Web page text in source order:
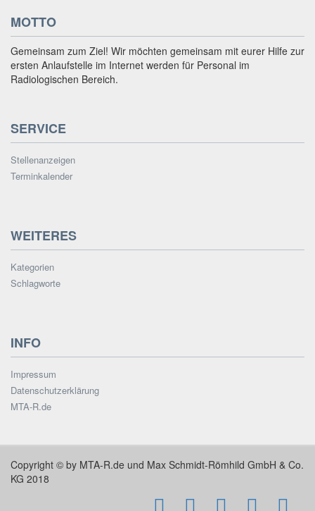
MOTTO
Gemeinsam zum Ziel! Wir möchten gemeinsam mit eurer Hilfe zur
ersten Anlaufstelle im Internet werden für Personal im
Radiologischen Bereich.
SERVICE
Stellenanzeigen
Terminkalender
WEITERES
Kategorien
Schlagworte
INFO
Impressum
Datenschutzerklärung
MTA-R.de
Copyright © by MTA-R.de und Max Schmidt-Römhild GmbH & Co.
KG 2018